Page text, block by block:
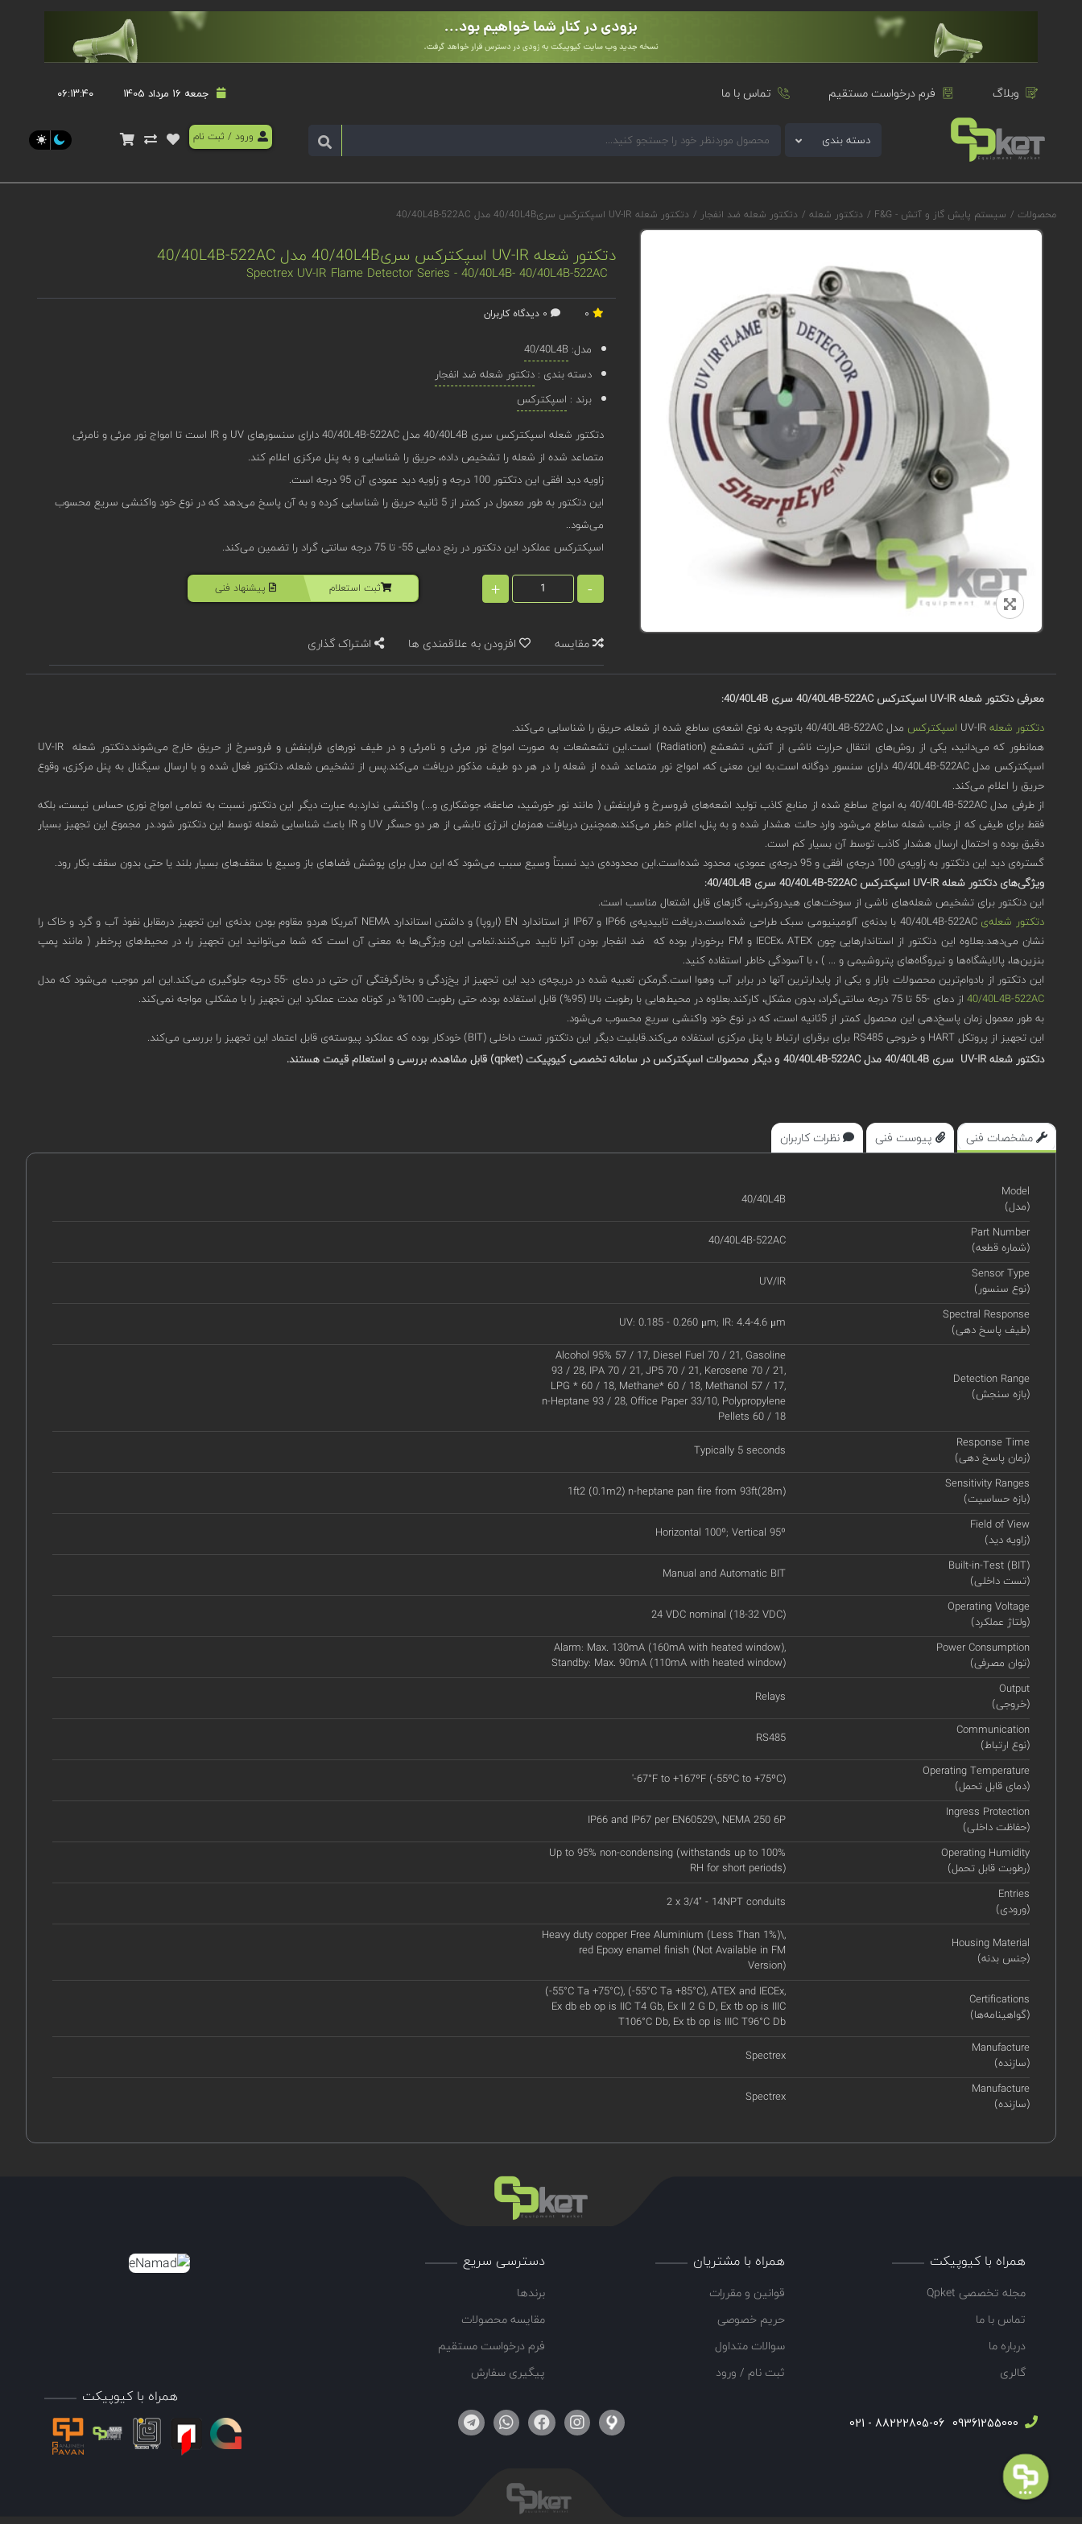
وبلاگ فرم درخواست مستقیم تماس با ما جمعه 16 مرداد 1405 ۰۶:۱۳:۴۱
دسته بندی ورود / ثبت نام
محصولات / سیستم پایش گاز و آتش - F&G / دتکتور شعله / دتکتور شعله ضد انفجار / دتکتور شعله UV-IR اسپکترکس سری40/40L4B مدل 40/40L4B-522AC
دتکتور شعله UV-IR اسپکترکس سری40/40L4B مدل 40/40L4B-522AC
Spectrex UV-IR Flame Detector Series - 40/40L4B- 40/40L4B-522AC
مدل:40/40L4B
دسته بندی :دتکتور شعله ضد انفجار
برند : اسپکترکس
دتکتور شعله اسپکترکس سری 40/40L4B مدل 40/40L4B-522AC دارای سنسورهای UV و IR است تا امواج نور مرئی و نامرئی
متصاعد شده از شعله را تشخیص داده، حریق را شناسایی و به پنل مرکزی اعلام کند.
زاویه دید افقی این دتکتور 100 درجه و زاویه دید عمودی آن 95 درجه است.
این دتکتور به طور معمول در کمتر از 5 ثانیه حریق را شناسایی کرده و به آن پاسخ می‌دهد که در نوع خود واکنشی سریع محسوب
می‌شود..
اسپکترکس عملکرد این دتکتور در رنج دمایی 55- تا 75 درجه سانتی گراد را تضمین می‌کند.
-
+ ثبت استعلام پیشنهاد فنی
مقایسه افزودن به علاقمندی ها اشتراک گذاری
معرفی دتکتور شعله UV-IR اسپکترکس سری 40/40 L4B
:
دتکتور شعله
اسپکترکس مدل 40/40L4B-522AC باتوجه به نوع اشعه‌ی ساطع شده از شعله، حریق را شناسایی می‌کند.
همانطور که می‌دانید، یکی از روش‌های انتقال حرارت ناشی از آتش، تشعشع (Radiation) است.این تشعشعات به صورت امواج نور مرئی و نامرئی و در طیف نورهای فرابنفش و فروسرخ از حریق خارج می‌شوند.دتکتور شعله UV-IR
اسپکترکس مدل 40/40L4B-522AC دارای سنسور دوگانه‌ است.به این معنی که، امواج نور متصاعد شده از شعله را در هر دو طیف مذکور دریافت می‌کند.پس از تشخیص شعله، دتکتور فعال شده و با ارسال سیگنال به پنل مرکزی، وقوع
حریق را اعلام می‌کند.
از طرفی مدل 40/40L4B-522AC به امواج ساطع شده از منابع کاذب تولید اشعه‌های فروسرخ و فرابنفش ( مانند نور خورشید، صاعقه، جوشکاری و...) واکنشی ندارد.به عبارت دیگر این دتکتور نسبت به تمامی امواج نوری حساس نیست، بلکه
فقط برای طیفی که از جانب شعله ساطع می‌شود وارد حالت هشدار شده و به پنل، اعلام خطر می‌کند.همچنین دریافت همزمان انرژی تابشی از هر دو حسگر UV و IR باعث شناسایی شعله توسط این دتکتور شود.در مجموع این تجهیز بسیار
دقیق بوده و احتمال ارسال هشدار کاذب توسط آن بسیار کم است.
گستره‌ی دید این دتکتور به زاویه‌ی 100 درجه‌ی افقی و 95 درجه‌ی عمودی، محدود شده‌است.این محدوده‌ی دید نسبتاً وسیع سبب می‌شود که این مدل برای پوشش فضاهای باز وسیع با سقف‌های بسیار بلند یا حتی بدون سقف بکار ‌رود.
ویژگی‌های دتکتور شعله UV-IR
اسپکترکس 40/40L4B-522AC سری L4B
:
این دتکتور برای تشخیص شعله‌های ناشی از سوخت‌های هیدروکربنی، گازهای قابل اشتعال مناسب است.
دتکتور شعله‌ی
40/40L4B-522AC با بدنه‌ی آلومینیومی سبک طراحی شده‌است.دریافت تاییدیه‌ی IP66 و IP67 از استاندارد EN (اروپا) و داشتن استاندارد NEMA آمریکا هردو مقاوم بودن بدنه‌ی این تجهیز درمقابل نفوذ آب و گرد و خاک را
نشان می‌دهد.بعلاوه این دتکتور از استاندارهایی چون IECEx، ATEX و FM برخوردار بوده که ضد انفجار بودن آنرا تایید می‌کنند.تمامی این ویژگی‌ها به معنی آن است که شما می‌توانید این تجهیز را، در محیط‌های پرخطر ( مانند پمپ
بنزین‌ها، پالایشگاه‌ها و نیروگاه‌های پتروشیمی و ... ) ، با آسودگی خاطر استفاده کنید.
این دتکتور از بادوام‌ترین محصولات بازار و یکی از پایدارترین آنها در برابر آب وهوا است.گرمکن تعبیه شده در دریچه‌ی دید این تجهیز از یخ‌زدگی و بخارگرفتگی آن حتی در دمای -55 درجه جلوگیری می‌کند.این امر موجب می‌شود که مدل
40/40L4B-522AC از دمای -55 تا 75 درجه سانتی‌گراد، بدون مشکل، کارکند.بعلاوه در محیط‌هایی با رطوبت بالا (95%) قابل استفاده بوده، حتی رطوبت 100% در کوتاه مدت عملکرد این تجهیز را با مشکلی مواجه نمی‌کند.
به طور معمول زمان پاسخ‌دهی این محصول کمتر از 5ثانیه است، که در نوع خود واکنشی سریع محسوب می‌شود.
این تجهیز از پروتکل HART و خروجی RS485 برای برقرای ارتباط با پنل مرکزی استفاده می‌کند.قابلیت‌ دیگر این دتکتور تست داخلی (BIT) خودکار بوده که عملکرد پیوسته‌ی قابل اعتماد این تجهیز را بررسی می‌کند.
دتکتور شعلهUV-IR سری 40/40 L4B مدل 40/40L4B-522AC و دیگر محصولات اسپکترکس در سامانه تخصصی کیوپیکت (qpket) قابل مشاهده، بررسی و استعلام قیمت هستند.
مشخصات فنی پیوست فنی نظرات کاربران
Model
(مدل)
40/40L4B
Part Number
(شماره قطعه)
40/40L4B-522AC
Sensor Type
(نوع سنسور)
UV/IR
Spectral Response
(طیف پاسخ دهی)
UV: 0.185 - 0.260 μm; IR: 4.4-4.6 μm
Detection Range
(بازه سنجش)
Alcohol 95% 57 / 17, Diesel Fuel 70 / 21, Gasoline
93 / 28, IPA 70 / 21, JP5 70 / 21, Kerosene 70 / 21,
LPG * 60 / 18, Methane* 60 / 18, Methanol 57 / 17,
n-Heptane 93 / 28, Office Paper 33/10, Polypropylene
Pellets 60 / 18
Response Time
(زمان پاسخ دهی)
Typically 5 seconds
Sensitivity Ranges
(بازه حساسیت)
1ft2 (0.1m2) n-heptane pan fire from 93ft(28m)
Field of View
(زاویه دید)
Horizontal 100º; Vertical 95º
Built-in-Test (BIT)
(تست داخلی)
Manual and Automatic BIT
Operating Voltage
(ولتاژ عملکرد)
24 VDC nominal (18-32 VDC)
Power Consumption
(توان مصرفی)
Alarm: Max. 130mA (160mA with heated window),
Standby: Max. 90mA (110mA with heated window)
Output
(خروجی)
Relays
Communication
(نوع ارتباط)
RS485
Operating Temperature
(دمای قابل تحمل)
'-67°F to +167ºF (-55ºC to +75ºC)
Ingress Protection
(حفاظت داخلی)
IP66 and IP67 per EN60529\, NEMA 250 6P
Operating Humidity
(رطوبت قابل تحمل)
Up to 95% non-condensing (withstands up to 100%
RH for short periods)
Entries
(ورودی)
2 x 3/4" - 14NPT conduits
Housing Material
(جنس بدنه)
Heavy duty copper Free Aluminium (Less Than 1%)\,
red Epoxy enamel finish (Not Available in FM
Version)
Certifications
(گواهینامه‌ها)
(-55°C Ta +75°C), (-55°C Ta +85°C), ATEX and IECEx,
Ex db eb op is IIC T4 Gb, Ex II 2 G D, Ex tb op is IIIC
T106°C Db, Ex tb op is IIIC T96°C Db
Manufacture
(سازنده)
Spectrex
Manufacture
(سازنده)
Spectrex
همراه با کیوپیکت
مجله تخصصی Qpket
تماس با ما
درباره ما
گالری
همراه با مشتریان
قوانین و مقررات
حریم خصوصی
سوالات متداول
ثبت نام / ورود
دسترسی سریع
برندها
مقایسه محصولات
فرم درخواست مستقیم
پیگیری سفارش
09361255000
88222805-06 - 021
همراه با کیوپیکت